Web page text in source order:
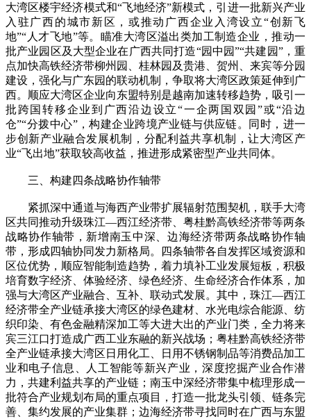
大湾区楼宇经济模式和“飞地经济”新模式，引进一批新兴产业
入驻广西的城市新区，或推动广西企业入湾设立“创新飞
地”“人才飞地”等。瞄准大湾区溢出类加工制造企业，推动一
批产业园区及大型企业在广西共同打造“园中园”“共建园”，重
点加快高铁经济带柳州园、桂林园及贵港、贺州、来宾等分园
建设，强化与广东园的联动机制，争取将大湾区政策延伸到广
西。顺应大湾区企业向东盟特别是越南加速转移趋势，吸引一
批跨国转移企业到广西沿边设立“一企两国双园”或“沿边
仓”“分拨中心”，构建企业跨境产业链与供应链。同时，进一
步创新产业融合发展机制，分配利益共享机制，让大湾区产
业“飞出地”获取较高收益，推进形成紧密型产业共同体。
三、构建四条战略协作轴带
紧抓深中通道与海西产业带扩展辐射范围契机，联手大湾
区共同推动升级珠江—西江经济带、粤桂黔高铁经济带等两条
战略协作轴带，新增南玉中深、边海经济带两条战略协作轴
带，形成四轴协同发力新格局。四条轴带各自发挥区域资源和
区位优势，顺应智能制造趋势，着力填补工业发展短板，积极
培育数字经济、体验经济、绿色经济、生命经济合作体系，加
强与大湾区产业融合、互补、联动式发展。其中，珠江—西江
经济带全产业链承接大湾区的绿色建材、水光电综合能源、纺
织印染、有色金融精深加工等大进大出的产业门类，全力将来
宾三江口打造成广西工业东融的新兴战场；粤桂黔高铁经济带
全产业链承接大湾区日用化工、日用不锈钢制品等消费品加工
业和电子信息、人工智能等新兴产业，深度挖掘产业合作潜
力，共建利益共享的产业链；南玉中深经济带集中梳理形成一
批符合产业规划布局的重点项目，打造一批龙头引领、链条完
善、集约发展的产业集群；边海经济带寻找同时在广西与东盟